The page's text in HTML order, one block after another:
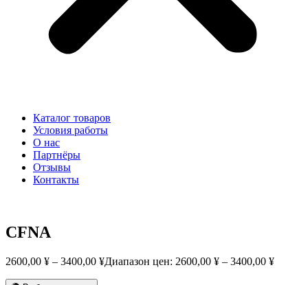
Каталог товаров
Условия работы
О нас
Партнёры
Отзывы
Контакты
CFNA
2600,00 ¥ – 3400,00 ¥Диапазон цен: 2600,00 ¥ – 3400,00 ¥